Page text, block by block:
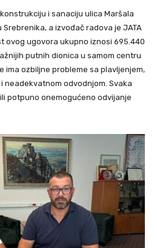
i sanaciju ulica Maršala
a izvođač radova je JATA
ovog ugovora ukupno iznosi 695.440
putnih dionica u samom centru
ima ozbiljne probleme sa plavljenjem,
odvodnjom. Svaka
potpuno onemogućeno odvijanje